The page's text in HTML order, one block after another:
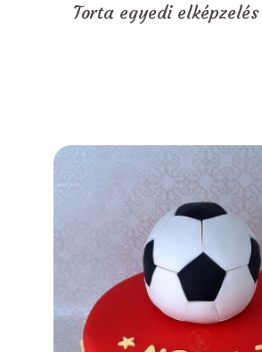
Torta egyedi